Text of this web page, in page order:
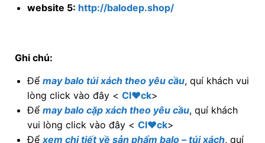
website 5: http://balodep.shop/
Ghi chú:
Để may balo túi xách theo yêu cầu, quí khách vui
lòng click vào đây < Cl♥ck>
Để may balo cặp xách theo yêu cầu, quí khách
vui lòng click vào đây < Cl♥ck>
Để xem chi tiết về sản phẩm balo – túi xách, quí